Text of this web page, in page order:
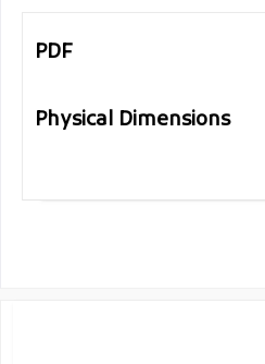
PDF
Physical Dimensions